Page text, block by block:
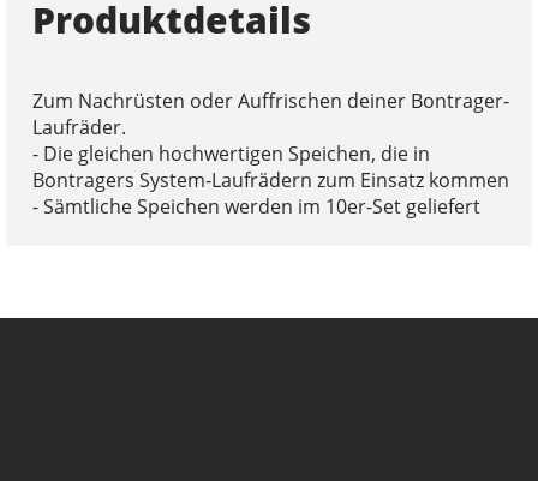
Produktdetails
Zum Nachrüsten oder Auffrischen deiner Bontrager-
Laufräder.
- Die gleichen hochwertigen Speichen, die in
Bontragers System-Laufrädern zum Einsatz kommen
- Sämtliche Speichen werden im 10er-Set geliefert